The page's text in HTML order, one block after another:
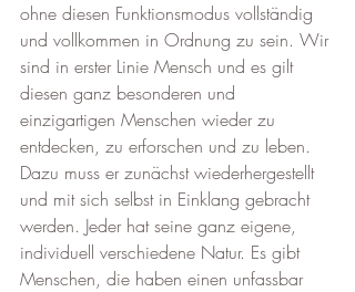
ohne diesen Funktionsmodus vollständig
und vollkommen in Ordnung zu sein. Wir
sind in erster Linie Mensch und es gilt
diesen ganz besonderen und
einzigartigen Menschen wieder zu
entdecken, zu erforschen und zu leben.
Dazu muss er zunächst wiederhergestellt
und mit sich selbst in Einklang gebracht
werden. Jeder hat seine ganz eigene,
individuell verschiedene Natur. Es gibt
Menschen, die haben einen unfassbar